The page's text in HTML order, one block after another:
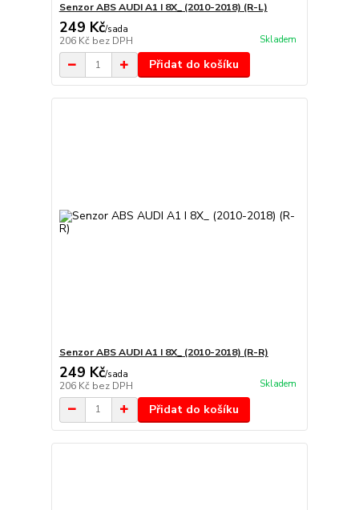
Senzor ABS AUDI A1 I 8X_ (2010-2018) (R-L)
249 Kč/sada
206 Kč bez DPH Skladem
Přidat do košíku
Senzor ABS AUDI A1 I 8X_ (2010-2018) (R-R)
249 Kč/sada
206 Kč bez DPH Skladem
Přidat do košíku